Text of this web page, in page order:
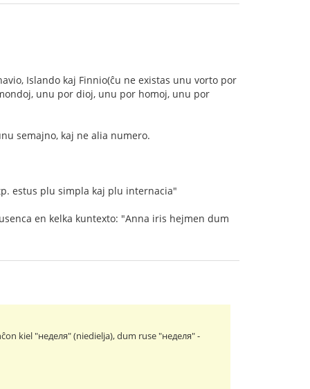
Islando kaj Finnio(ĉu ne existas unu vorto por
unu por dioj, unu por homoj, unu por
semajno, kaj ne alia numero.
estus plu simpla kaj plu internacia"
en kelka kuntexto: "Anna iris hejmen dum
kiel "неделя" (niedielja), dum ruse "неделя" -